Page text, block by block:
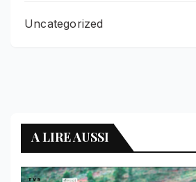
Uncategorized
A LIRE AUSSI